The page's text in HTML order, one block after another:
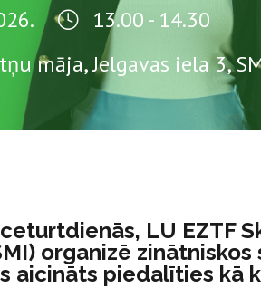
13.00 - 14.30
māja, Jelgavas iela 3,
LU EZTF
organizē zinātniskos
aicināts piedalīties kā